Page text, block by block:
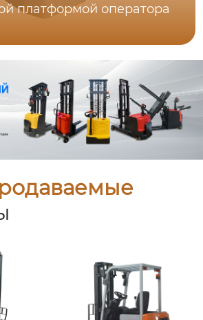
платформой оператора